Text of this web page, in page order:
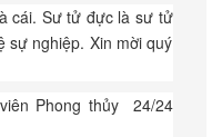
cái. Sư tử đực là sư tử
sự nghiệp. Xin mời quý
Phong thủy 24/24